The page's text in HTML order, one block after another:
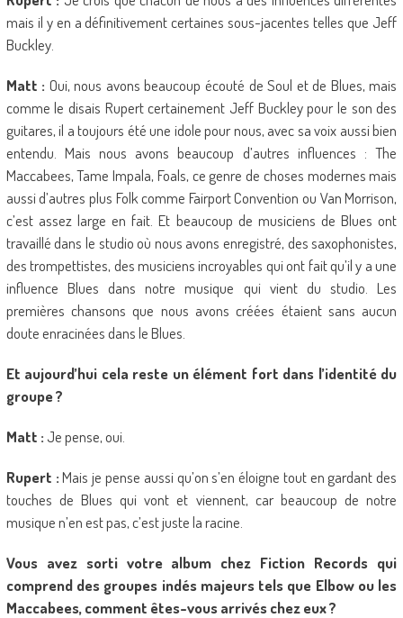
mais il y en a définitivement certaines sous-jacentes telles que Jeff
Buckley.
Matt : Oui, nous avons beaucoup écouté de Soul et de Blues, mais
comme le disais Rupert certainement Jeff Buckley pour le son des
guitares, il a toujours été une idole pour nous, avec sa voix aussi bien
entendu. Mais nous avons beaucoup d’autres influences : The
Maccabees, Tame Impala, Foals, ce genre de choses modernes mais
aussi d’autres plus Folk comme Fairport Convention ou Van Morrison,
c’est assez large en fait. Et beaucoup de musiciens de Blues ont
travaillé dans le studio où nous avons enregistré, des saxophonistes,
des trompettistes, des musiciens incroyables qui ont fait qu’il y a une
influence Blues dans notre musique qui vient du studio. Les
premières chansons que nous avons créées étaient sans aucun
doute enracinées dans le Blues.
Et aujourd’hui cela reste un élément fort dans l’identité du
groupe ?
Matt : Je pense, oui.
Rupert :Mais je pense aussi qu’on s’en éloigne tout en gardant des
touches de Blues qui vont et viennent, car beaucoup de notre
musique n’en est pas, c’est juste la racine.
Vous avez sorti votre album chez Fiction Records qui
comprend des groupes indés majeurs tels que Elbow ou les
Maccabees, comment êtes-vous arrivés chez eux ?